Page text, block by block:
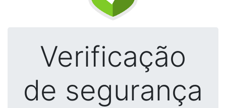
Verificação
de segurança